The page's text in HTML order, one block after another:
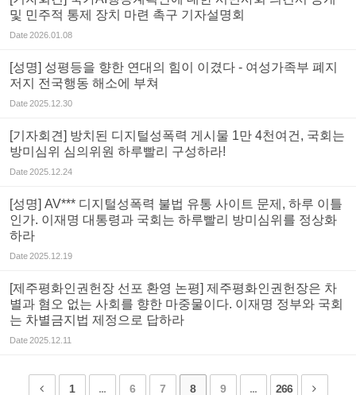
및 민주적 통제 장치 마련 촉구 기자설명회
Date2026.01.08
[성명] 성평등을 향한 연대의 힘이 이겼다 - 여성가족부 폐지
저지 전국행동 해소에 부쳐
Date2025.12.30
[기자회견] 방치된 디지털성폭력 게시물 1만 4천여건, 국회는
방미심위 심의위원 하루빨리 구성하라!
Date2025.12.24
[성명] AV*** 디지털성폭력 불법 유통 사이트 문제, 하루 이틀
인가. 이재명 대통령과 국회는 하루빨리 방미심위를 정상화
하라
Date2025.12.19
[제주평화인권헌장 선포 환영 논평] 제주평화인권헌장은 차
별과 혐오 없는 사회를 향한 마중물이다. 이재명 정부와 국회
는 차별금지법 제정으로 답하라
Date2025.12.11
1 ... 6 7 8 9 ... 266